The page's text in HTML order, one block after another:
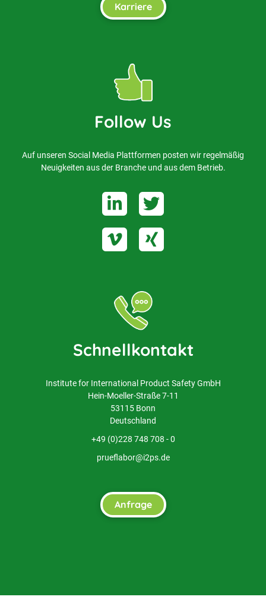
Karriere
Follow Us
Auf unseren Social Media Plattformen posten wir regelmäßig
Neuigkeiten aus der Branche und aus dem Betrieb.
Schnellkontakt
Institute for International Product Safety GmbH
Hein-Moeller-Straße 7-11
53115 Bonn
Deutschland
+49 (0)228 748 708 - 0
prueflabor@i2ps.de
Anfrage